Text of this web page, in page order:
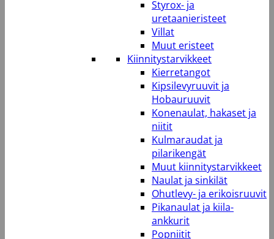
Styrox- ja
uretaanieristeet
Villat
Muut eristeet
Kiinnitystarvikkeet
Kierretangot
Kipsilevyruuvit ja
Hobauruuvit
Konenaulat, hakaset ja
niitit
Kulmaraudat ja
pilarikengät
Muut kiinnitystarvikkeet
Naulat ja sinkilät
Ohutlevy- ja erikoisruuvit
Pikanaulat ja kiila-
ankkurit
Popniitit